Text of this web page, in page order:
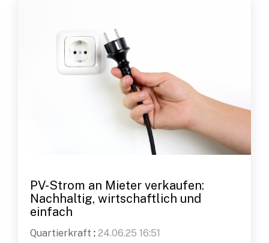
PV-Strom an Mieter verkaufen:
Nachhaltig, wirtschaftlich und
einfach
Quartierkraft : 24.06.25 16:51